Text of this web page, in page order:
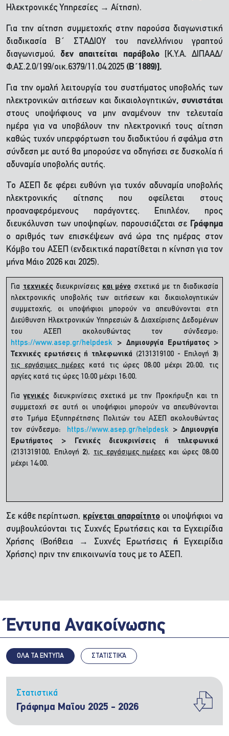
Ηλεκτρονικές Υπηρεσίες → Αίτηση).
Για την αίτηση συμμετοχής στην παρούσα διαγωνιστική
διαδικασία Β΄ ΣΤΑΔΙΟΥ του πανελλήνιου γραπτού
διαγωνισμού, δεν απαιτείται παράβολο[K.Y.A. ΔΙΠΑΑΔ/
Φ.ΑΣ.2.0/199/οικ.6379/11.04.2025 (Β΄1889)].
Για την ομαλή λειτουργία του συστήματος υποβολής των
ηλεκτρονικών αιτήσεων και δικαιολογητικών, συνιστάται
στους υποψήφιους να μην αναμένουν την τελευταία
ημέρα για να υποβάλουν την ηλεκτρονική τους αίτηση
καθώς τυχόν υπερφόρτωση του διαδικτύου ή σφάλμα στη
σύνδεση με αυτό θα μπορούσε να οδηγήσει σε δυσκολία ή
αδυναμία υποβολής αυτής.
Το ΑΣΕΠ δε φέρει ευθύνη για τυχόν αδυναμία υποβολής
ηλεκτρονικής αίτησης που οφείλεται στους
προαναφερόμενους παράγοντες. Επιπλέον, προς
διευκόλυνση των υποψηφίων, παρουσιάζεται σε Γράφημα
ο αριθμός των επισκέψεων ανά ώρα της ημέρας στον
Κόμβο του ΑΣΕΠ (ενδεικτικά παρατίθεται η κίνηση για τον
μήνα Μάιο 2026 και 2025).
Για τεχνικέςδιευκρινίσεις και μόνο σχετικά με τη διαδικασία
ηλεκτρονικής υποβολής των αιτήσεων και δικαιολογητικών
συμμετοχής, οι υποψήφιοι μπορούν να απευθύνονται στη
Διεύθυνση Ηλεκτρονικών Υπηρεσιών & Διαχείρισης Δεδομένων
του ΑΣΕΠ ακολουθώντας τον σύνδεσμο:
https://www.asep.gr/helpdesk
> Δημιουργία Ερωτήματος >
Τεχνικές ερωτήσεις ή τηλεφωνικά (2131319100 - Επιλογή 3)
τις εργάσιμες ημέρες κατά τις ώρες 08:00 μέχρι 20:00, τις
αργίες κατά τις ώρες 10:00 μέχρι 16:00.
Γιαγενικές διευκρινίσεις σχετικά με την Προκήρυξη και τη
συμμετοχή σε αυτή οι υποψήφιοι μπορούν να απευθύνονται
στο Τμήμα Εξυπηρέτησης Πολιτών του ΑΣΕΠ ακολουθώντας
τον σύνδεσμο:
https://www.asep.gr/helpdesk
> Δημιουργία
Ερωτήματος > Γενικές διευκρινίσεις ή τηλεφωνικά
(2131319100, Επιλογή 2), τις εργάσιμες ημέρες και ώρες 08:00
μέχρι 14:00.
Σε κάθε περίπτωση, κρίνεται απαραίτητοοι υποψήφιοι να
συμβουλεύονται τις Συχνές Ερωτήσεις και τα Εγχειρίδια
Χρήσης (Βοήθεια → Συχνές Ερωτήσεις ή Εγχειρίδια
Χρήσης) πριν την επικοινωνία τους με το ΑΣΕΠ.
Έντυπα Ανακοίνωσης
ΟΛΑ ΤΑ ΕΝΤΥΠΑ ΣΤΑΤΙΣΤΙΚΆ
Στατιστικά
Γράφημα Μαϊου 2025 - 2026